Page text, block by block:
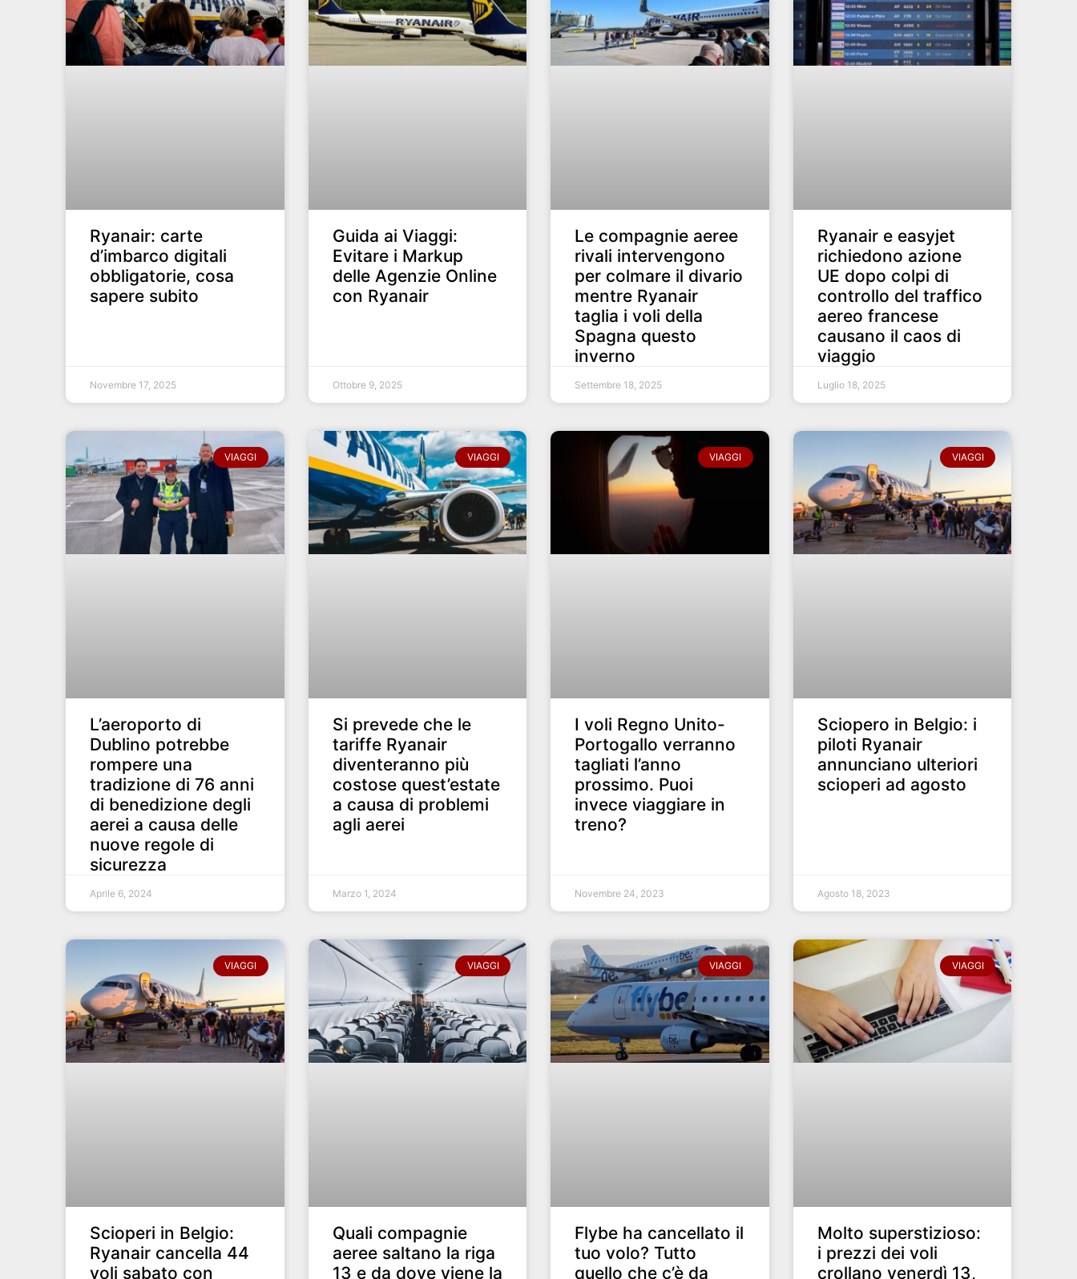
Ryanair: carte
d’imbarco digitali
obbligatorie, cosa
sapere subito
Novembre 17, 2025
Guida ai Viaggi:
Evitare i Markup
delle Agenzie Online
con Ryanair
Ottobre 9, 2025
Le compagnie aeree
rivali intervengono
per colmare il divario
mentre Ryanair
taglia i voli della
Spagna questo
inverno
Settembre 18, 2025
Ryanair e easyjet
richiedono azione
UE dopo colpi di
controllo del traffico
aereo francese
causano il caos di
viaggio
Luglio 18, 2025
VIAGGI
L’aeroporto di
Dublino potrebbe
rompere una
tradizione di 76 anni
di benedizione degli
aerei a causa delle
nuove regole di
sicurezza
Aprile 6, 2024
VIAGGI
Si prevede che le
tariffe Ryanair
diventeranno più
costose quest’estate
a causa di problemi
agli aerei
Marzo 1, 2024
VIAGGI
I voli Regno Unito-
Portogallo verranno
tagliati l’anno
prossimo. Puoi
invece viaggiare in
treno?
Novembre 24, 2023
VIAGGI
Sciopero in Belgio: i
piloti Ryanair
annunciano ulteriori
scioperi ad agosto
Agosto 18, 2023
VIAGGI
Scioperi in Belgio:
Ryanair cancella 44
voli sabato con
VIAGGI
Quali compagnie
aeree saltano la riga
13 e da dove viene la
VIAGGI
Flybe ha cancellato il
tuo volo? Tutto
quello che c’è da
VIAGGI
Molto superstizioso:
i prezzi dei voli
crollano venerdì 13,